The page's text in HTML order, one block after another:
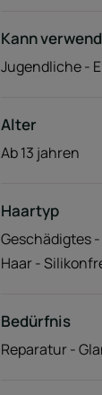
Kann
Jugendliche -
Alter
Ab 13 jahren
Haartyp
Geschädigtes
Haar -
Bedürfnis
Reparatur -